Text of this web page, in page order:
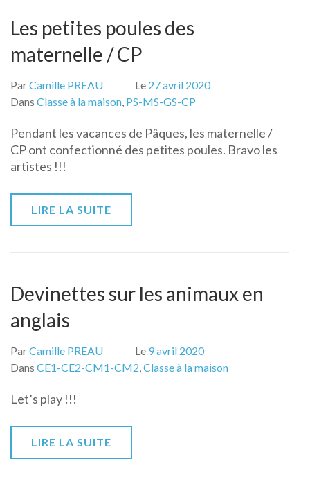
Les petites poules des
maternelle / CP
ParCamille PREAU Le 27 avril 2020
Dans Classe à la maison, PS-MS-GS-CP
Pendant les vacances de Pâques, les maternelle /
CP ont confectionné des petites poules. Bravo les
artistes !!!
LIRE LA SUITE
Devinettes sur les animaux en
anglais
ParCamille PREAU Le 9 avril 2020
Dans CE1-CE2-CM1-CM2,Classe à la maison
Let’s play !!!
LIRE LA SUITE